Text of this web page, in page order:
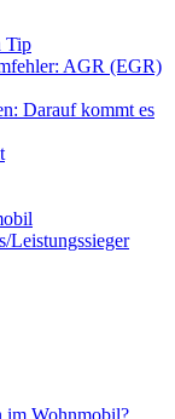
Tip
AGR (EGR)
Darauf kommt es
Leistungssieger
im Wohnmobil?